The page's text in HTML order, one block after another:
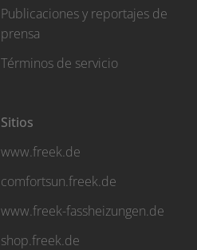
Publicaciones y reportajes de
prensa
Términos de servicio
Sitios
www.freek.de
comfortsun.freek.de
www.freek-fassheizungen.de
shop.freek.de